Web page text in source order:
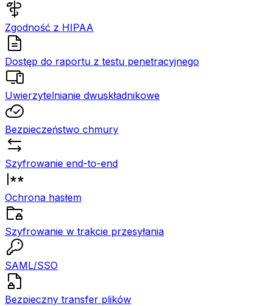
Zgodność z HIPAA
Dostęp do raportu z testu penetracyjnego
Uwierzytelnianie dwuskładnikowe
Bezpieczeństwo chmury
Szyfrowanie end-to-end
Ochrona hasłem
Szyfrowanie w trakcie przesyłania
SAML/SSO
Bezpieczny transfer plików